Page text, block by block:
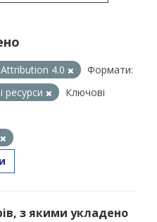
4.0
Формати:
ресурси
Ключові
з якими укладено